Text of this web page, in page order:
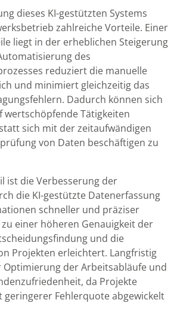
dieses KI-gestützten Systems
zahlreiche Vorteile. Einer
liegt in der erheblichen Steigerung
des
reduziert die manuelle
und minimiert gleichzeitig das
Dadurch können sich
wertschöpfende Tätigkeiten
sich mit der zeitaufwändigen
von Daten beschäftigen zu
ist die Verbesserung der
die KI-gestützte Datenerfassung
schneller und präziser
einer höheren Genauigkeit der
und die
Projekten erleichtert. Langfristig
der Arbeitsabläufe und
da Projekte
Fehlerquote abgewickelt